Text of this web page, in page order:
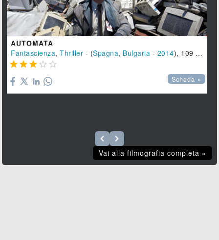
AUTOMATA
Fantascienza,Thriller - (Spagna, Bulgaria - 2014), 109 min.
    
Scheda »
Vai alla filmografia completa »